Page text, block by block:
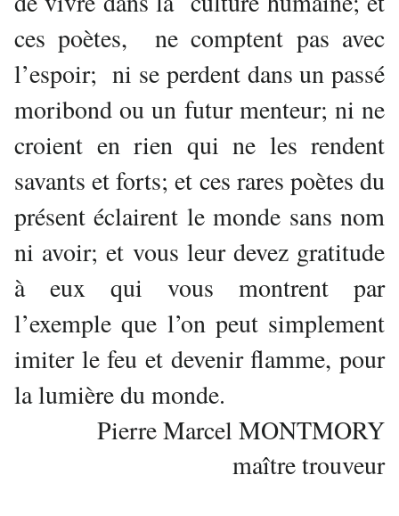
ces poètes, ne comptent pas avec
l’espoir; ni se perdent dans un passé
moribond ou un futur menteur; ni ne
croient en rien qui ne les rendent
savants et forts; et ces rares poètes du
présent éclairent le monde sans nom
ni avoir; et vous leur devez gratitude
à eux qui vous montrent par
l’exemple que l’on peut simplement
imiter le feu et devenir flamme, pour
la lumière du monde.
Pierre Marcel MONTMORY
maître trouveur